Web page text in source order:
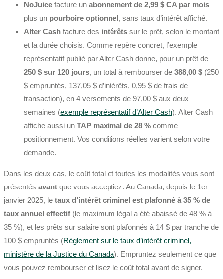
NoJuice facture un abonnement de 2,99 $ CA par mois
plus un pourboire optionnel, sans taux d’intérêt affiché.
Alter Cash facture des intérêts sur le prêt, selon le montant
et la durée choisis. Comme repère concret, l’exemple
représentatif publié par Alter Cash donne, pour un prêt de
250 $ sur 120 jours, un total à rembourser de 388,00 $ (250
$ empruntés, 137,05 $ d’intérêts, 0,95 $ de frais de
transaction), en 4 versements de 97,00 $ aux deux
semaines (exemple représentatif d’Alter Cash). Alter Cash
affiche aussi un TAP maximal de 28 % comme
positionnement. Vos conditions réelles varient selon votre
demande.
Dans les deux cas, le coût total et toutes les modalités vous sont
présentés avant que vous acceptiez. Au Canada, depuis le 1er
janvier 2025, le taux d’intérêt criminel est plafonné à 35 % de
taux annuel effectif (le maximum légal a été abaissé de 48 % à
35 %), et les prêts sur salaire sont plafonnés à 14 $ par tranche de
100 $ empruntés (Règlement sur le taux d’intérêt criminel,
ministère de la Justice du Canada). Empruntez seulement ce que
vous pouvez rembourser et lisez le coût total avant de signer.